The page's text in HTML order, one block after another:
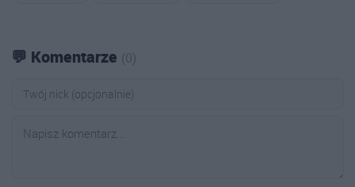
💬 Komentarze (0)